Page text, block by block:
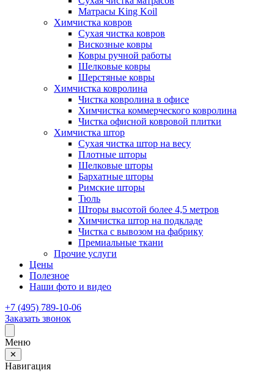
Матрасы King Koil
Химчистка ковров
Сухая чистка ковров
Вискозные ковры
Ковры ручной работы
Шелковые ковры
Шерстяные ковры
Химчистка ковролина
Чистка ковролина в офисе
Химчистка коммерческого ковролина
Чистка офисной ковровой плитки
Химчистка штор
Сухая чистка штор на весу
Плотные шторы
Шелковые шторы
Бархатные шторы
Римские шторы
Тюль
Шторы высотой более 4,5 метров
Химчистка штор на подкладе
Чистка с вывозом на фабрику
Премиальные ткани
Прочие услуги
Цены
Полезное
Наши фото и видео
+7 (495) 789-10-06
Заказать звонок
Меню
✕
Навигация